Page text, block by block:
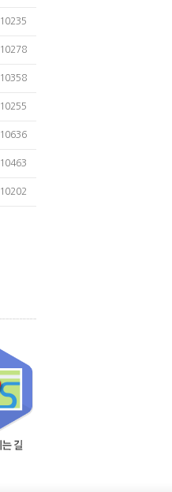
10235
10278
10358
10255
10636
10463
10202